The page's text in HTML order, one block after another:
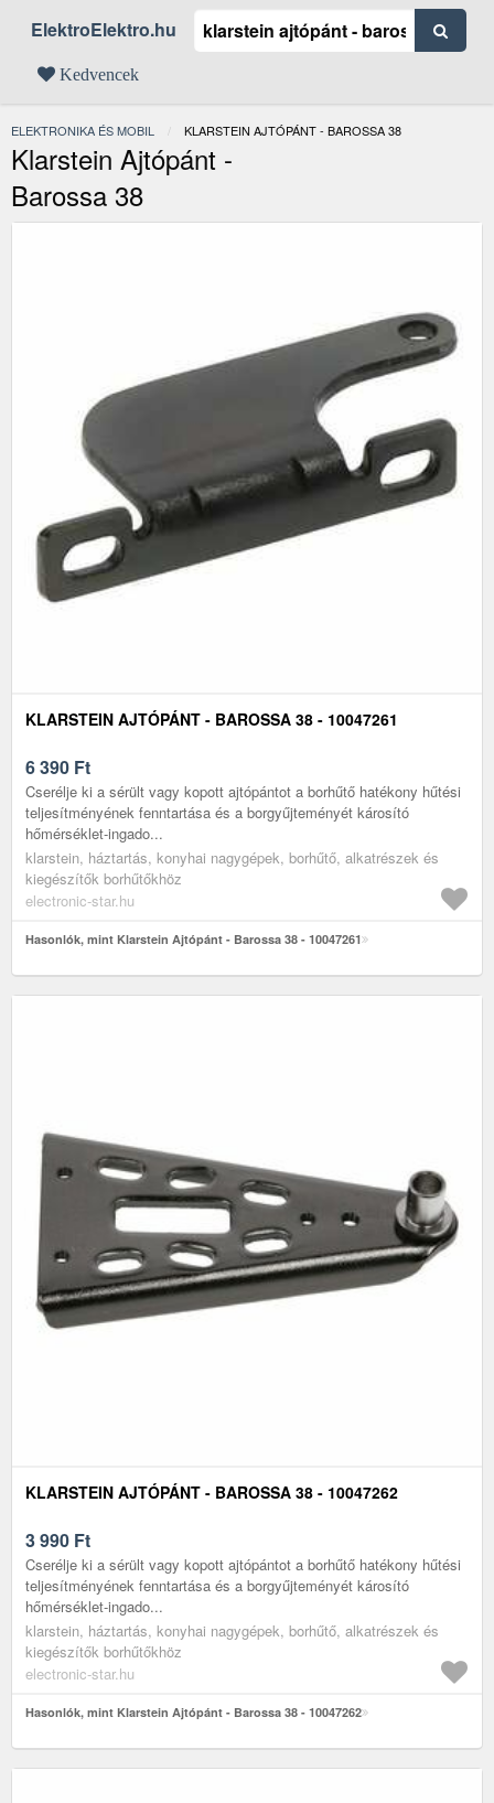
ElektroElektro.hu
Kedvencek
ELEKTRONIKA ÉS MOBIL JELENLEGI:
KLARSTEIN AJTÓPÁNT - BAROSSA 38
Klarstein Ajtópánt -
Barossa 38
KLARSTEIN AJTÓPÁNT - BAROSSA 38 - 10047261
6 390 Ft
Cserélje ki a sérült vagy kopott ajtópántot a borhűtő hatékony hűtési
teljesítményének fenntartása és a borgyűjteményét károsító
hőmérséklet-ingado...
klarstein, háztartás, konyhai nagygépek, borhűtő, alkatrészek és
kiegészítők borhűtőkhöz
electronic-star.hu
Hasonlók, mint Klarstein Ajtópánt - Barossa 38 - 10047261
KLARSTEIN AJTÓPÁNT - BAROSSA 38 - 10047262
3 990 Ft
Cserélje ki a sérült vagy kopott ajtópántot a borhűtő hatékony hűtési
teljesítményének fenntartása és a borgyűjteményét károsító
hőmérséklet-ingado...
klarstein, háztartás, konyhai nagygépek, borhűtő, alkatrészek és
kiegészítők borhűtőkhöz
electronic-star.hu
Hasonlók, mint Klarstein Ajtópánt - Barossa 38 - 10047262